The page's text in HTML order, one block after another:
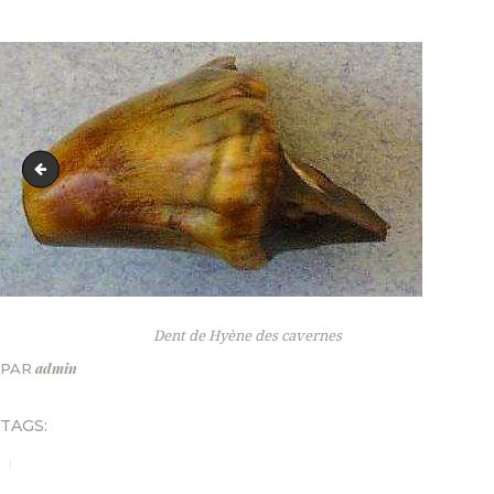
vase
Dent de Hyène des cavernes
PAR admin
TAGS: